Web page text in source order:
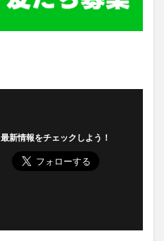
最新情報をチェックしよう！